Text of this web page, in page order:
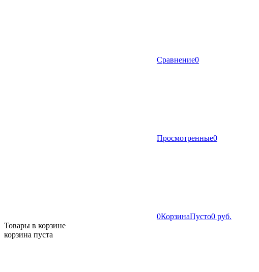
Сравнение0
Просмотренные0
0КорзинаПусто0 руб.
Товары в корзине
корзина пуста